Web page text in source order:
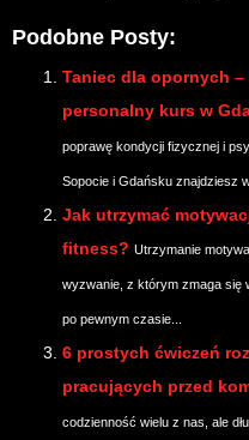
Podobne Posty:
Taniec dla opornych –
personalny kurs w
poprawę kondycji fizycznej i
Sopocie i Gdańsku znajdziesz
Jak utrzymać
fitness? Utrzymanie
wyzwanie, z którym zmaga się
po pewnym czasie...
6 prostych ćwiczeń
pracujących przed
codzienność wielu z nas, ale